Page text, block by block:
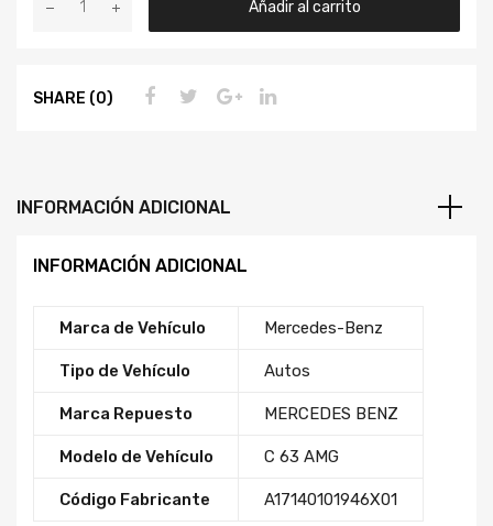
Añadir al carrito
SHARE (0)
INFORMACIÓN ADICIONAL
INFORMACIÓN ADICIONAL
Marca de Vehículo Mercedes-Benz
Tipo de Vehículo Autos
Marca Repuesto MERCEDES BENZ
Modelo de Vehículo C 63 AMG
Código Fabricante A17140101946X01